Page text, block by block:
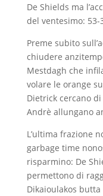
De Shields ma
del ventesimo: 53-
Preme subito
chiudere
Mestdagh che
volare le orange
Dietrick cercano
Andrè allungano
L’ultima frazione
garbage time
risparmino: De
permettono di
Dikaioulakos